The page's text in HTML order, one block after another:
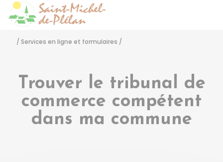
/ Services en ligne et formulaires /
Trouver le tribunal de
commerce compétent
dans ma commune